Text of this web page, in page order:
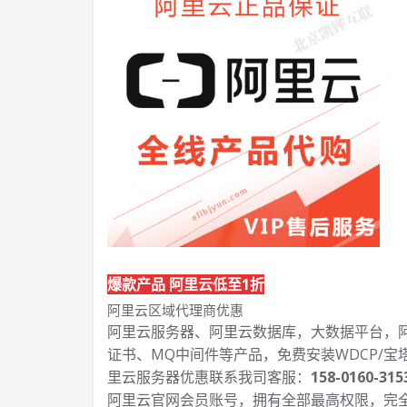
爆款产品 阿里云低至1折
阿里云区域代理商优惠
阿里云服务器、阿里云数据库，大数据平台
证书、MQ中间件等产品，免费安装WDCP/宝
里云服务器优惠联系我司客服： 158-0160-
阿里云官网会员账号，拥有全部最高权限，